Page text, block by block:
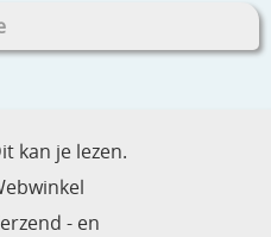
kan je lezen.
- en